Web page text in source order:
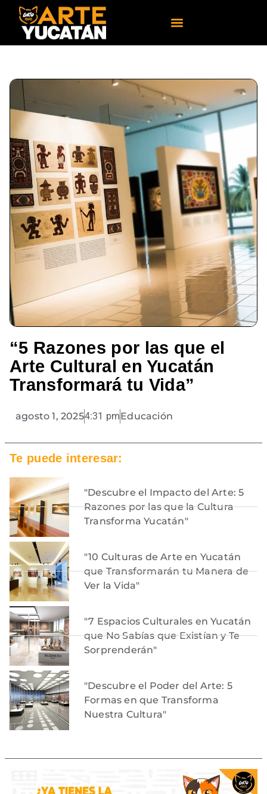
“5 Razones por las que el
Arte Cultural en Yucatán
Transformará tu Vida”
agosto 1, 20254:31 pmEducación
Te puede interesar:
"Descubre el Impacto del Arte: 5
Razones por las que la Cultura
Transforma Yucatán"
"10 Culturas de Arte en Yucatán
que Transformarán tu Manera de
Ver la Vida"
"7 Espacios Culturales en Yucatán
que No Sabías que Existían y Te
Sorprenderán"
"Descubre el Poder del Arte: 5
Formas en que Transforma
Nuestra Cultura"